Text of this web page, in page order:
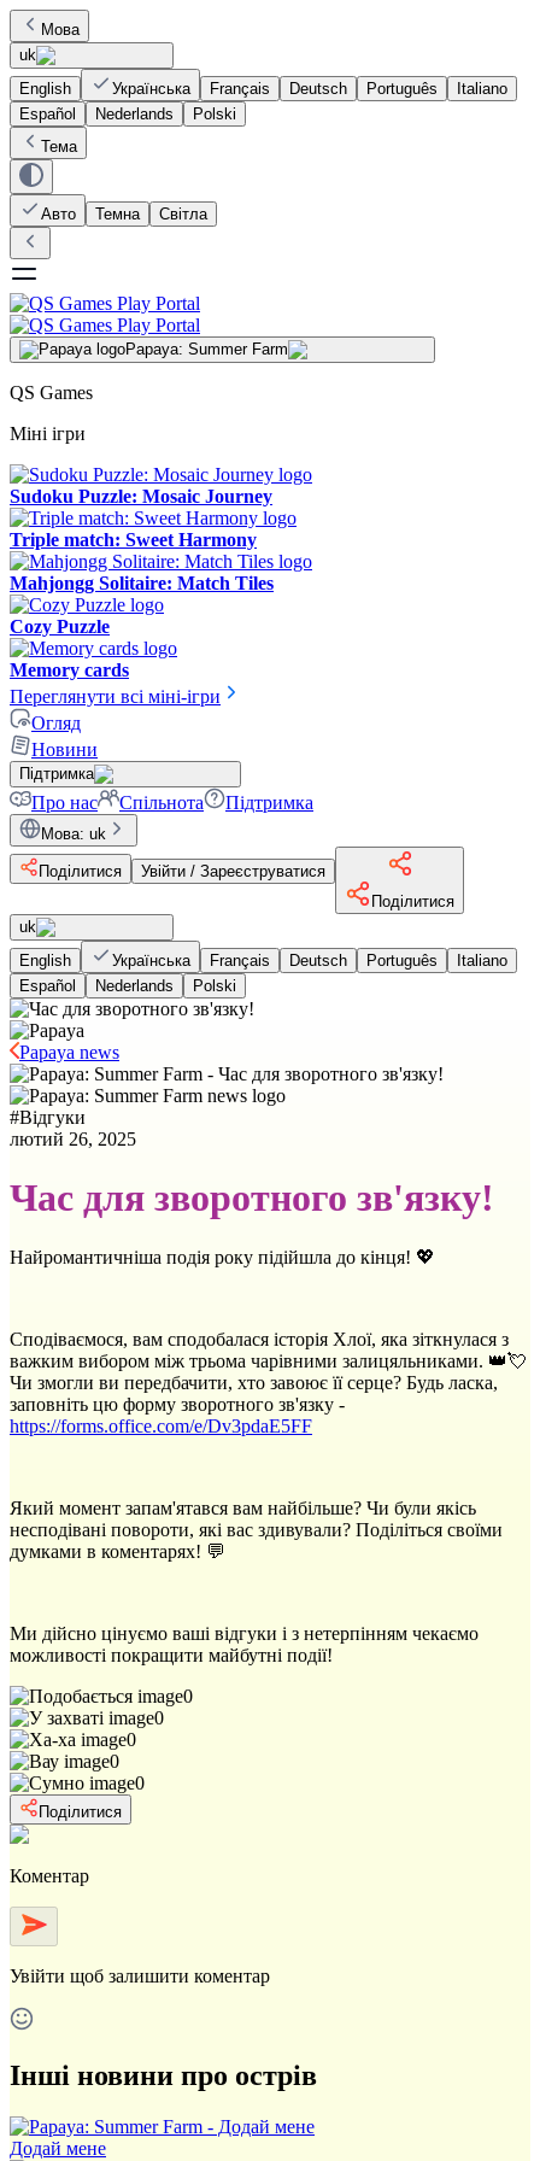
Мова
uk
English
Українська Français Deutsch Português
Italiano
Español
Nederlands
Polski
Тема
Авто Темна Світла
Papaya: Summer Farm
QS Games
Міні ігри
Sudoku Puzzle: Mosaic Journey
Triple match: Sweet Harmony
Mahjongg Solitaire: Match Tiles
Cozy Puzzle
Memory cards
Переглянути всі міні-ігри
Огляд
Новини
Підтримка
Про нас Спільнота Підтримка
Мова: uk
Поділитися
Увійти / Зареєструватися
Поділитися
uk
English
Українська Français Deutsch Português
Italiano
Español
Nederlands Polski
Papaya news
#Відгуки
лютий 26, 2025
Час для зворотного зв'язку!
Найромантичніша подія року підійшла до кінця! 💖
Сподіваємося, вам сподобалася історія Хлої, яка зіткнулася з
важким вибором між трьома чарівними залицяльниками. 👑💘
Чи змогли ви передбачити, хто завоює її серце? Будь ласка,
заповніть цю форму зворотного зв'язку -
https://forms.office.com/e/Dv3pdaE5FF
Який момент запам'ятався вам найбільше? Чи були якісь
несподівані повороти, які вас здивували? Поділіться своїми
думками в коментарях! 💬
Ми дійсно цінуємо ваші відгуки і з нетерпінням чекаємо
можливості покращити майбутні події!
0
0
0
0
0
Поділитися
Коментар
Увійти щоб залишити коментар
Інші новини про острів
Додай мене